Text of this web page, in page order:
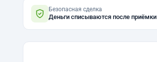
Безопасная сделка
Деньги списываются после приёмки